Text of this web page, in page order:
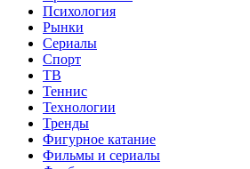
Психология
Рынки
Сериалы
Спорт
ТВ
Теннис
Технологии
Тренды
Фигурное катание
Фильмы и сериалы